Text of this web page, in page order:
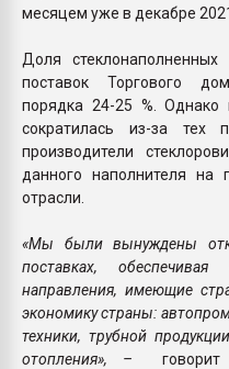
месяцем уже в декабре
Доля
поставок Торгового
порядка 24-25 %. Однако
сократилась из-за тех
производители
данного наполнителя на
отрасли.
«Мы были вынуждены
поставках,
направления, имеющие
экономику страны:
техники, трубной
отопления», – говорит